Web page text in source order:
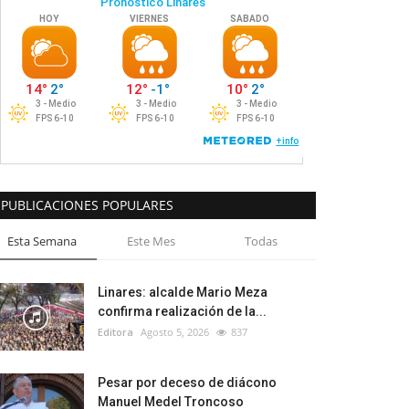
PUBLICACIONES POPULARES
Esta Semana Este Mes Todas
Linares: alcalde Mario Meza
confirma realización de la...
Editora Agosto 5, 2026 837
Pesar por deceso de diácono
Manuel Medel Troncoso